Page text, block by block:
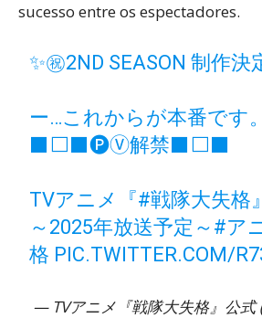
sucesso entre os espectadores.
✨㊗2ND SEASON 制作決
ー…これからが本番です。
⬛⬜⬛🅟Ⓥ解禁⬛⬜⬛
TVアニメ『#戦隊大失格』
ㅤ～2025年放送予定～ #ア
格 PIC.TWITTER.COM/
— TVアニメ『戦隊大失格』公式